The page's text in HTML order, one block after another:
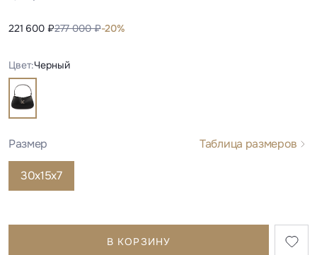
221 600 ₽277 000 ₽-20%
Цвет:Черный
Размер Таблица размеров
30х15х7
В КОРЗИНУ